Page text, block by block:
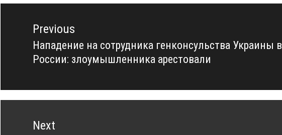
Навигация
записямPrevious
Previous
post:
Нападение на сотрудника генконсульства Украины в
России: злоумышленника арестовали
Next